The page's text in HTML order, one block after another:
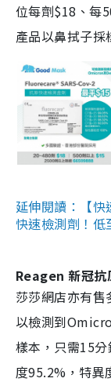
位每劑$18、每
產品以鼻拭子採
延伸閱讀：【
快速檢測劑！
Reagen 新冠抗
莎莎網店亦有
以檢測到
樣本，只需15
度95.2%，特異